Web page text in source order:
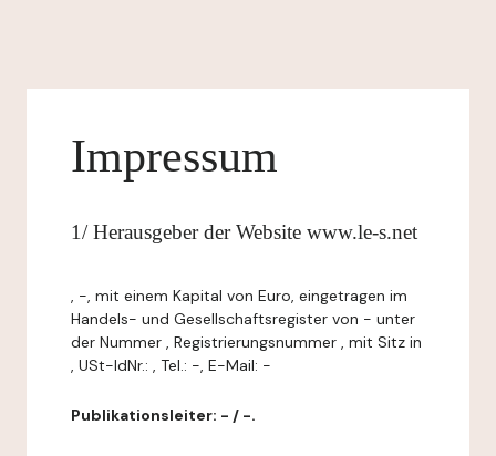
Impressum
1/ Herausgeber der Website www.le-s.net
, -, mit einem Kapital von Euro, eingetragen im
Handels- und Gesellschaftsregister von - unter
der Nummer , Registrierungsnummer , mit Sitz in
, USt-IdNr.: , Tel.: -, E-Mail: -
Publikationsleiter: - / -.